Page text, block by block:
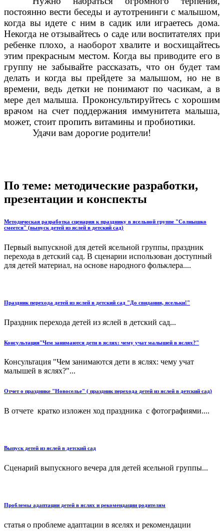
постоянно вести беседы и аутотренинги с малышом,
когда вы идете с ним в садик или играетесь дома.
Некогда не отзывайтесь о саде или воспитателях при
ребенке плохо, а наоборот хвалите и восхищайтесь
этим прекрасным местом. Когда вы приводите его в
группу не забывайте рассказать, что он будет там
делать и когда вы прейдете за малышом, но не в
времени, ведь детки не понимают по часикам, а в
мере дел малыша. Проконсультируйтесь с хорошим
врачом на счет поддержания иммунитета малыша,
может, стоит пропить витамины и пробиотики.
Удачи вам дорогие родители!
По теме: методические разработки,
презентации и конспекты
Методическая разработка сценария к празднику в ясельной группе "Солнышко
смеется" (выпуск детей из яслей в детский сад)
Первый выпускной для детей ясельной группы, праздник
перехода в детский сад. В сценарии использован доступный
для детей материал, на основе народного фольклера....
Праздник перехода детей из яслей в детский сад "До свидания, ясельки!"
Праздник перехода детей из яслей в детский сад...
Консультация"Чем занимаются дети в яслях: чему учат малышей в яслях?"
Консультация "Чем занимаются дети в яслях: чему учат
малышей в яслях?"...
Отчет о празднике "Новоселье" ( праздник перехода детей из яслей в детский сад)
В отчете кратко изложен ход праздника с фотографиями....
Выпуск детей из яслей в детский сад
Сценарий выпускного вечера для детей ясельной группы...
Проблемы адаптации детей в яслях и рекомендации родителям
статья о проблеме адаптации в яселях и рекомендации